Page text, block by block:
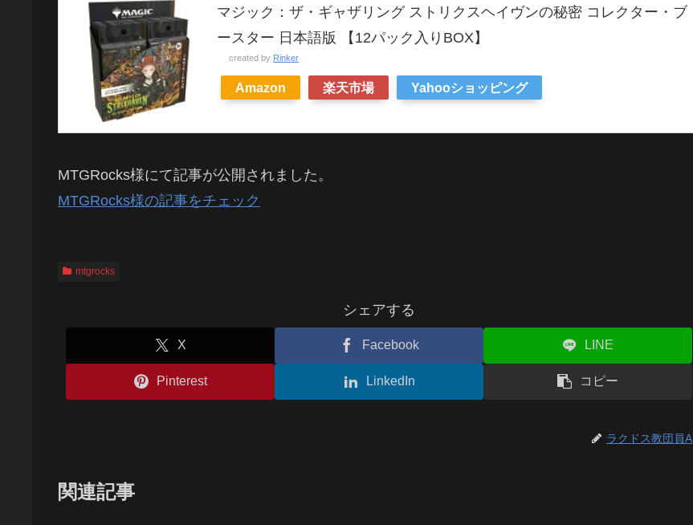
マジック：ザ・ギャザリング ストリクスヘイヴンの秘密 コレクター・ブ
ースター 日本語版 【12パック入りBOX】
created by Rinker
Amazon 楽天市場 Yahooショッピング
MTGRocks様にて記事が公開されました。
MTGRocks様の記事をチェック
mtgrocks
シェアする
X Facebook LINE
Pinterest LinkedIn コピー
ラクドス教団員A
関連記事